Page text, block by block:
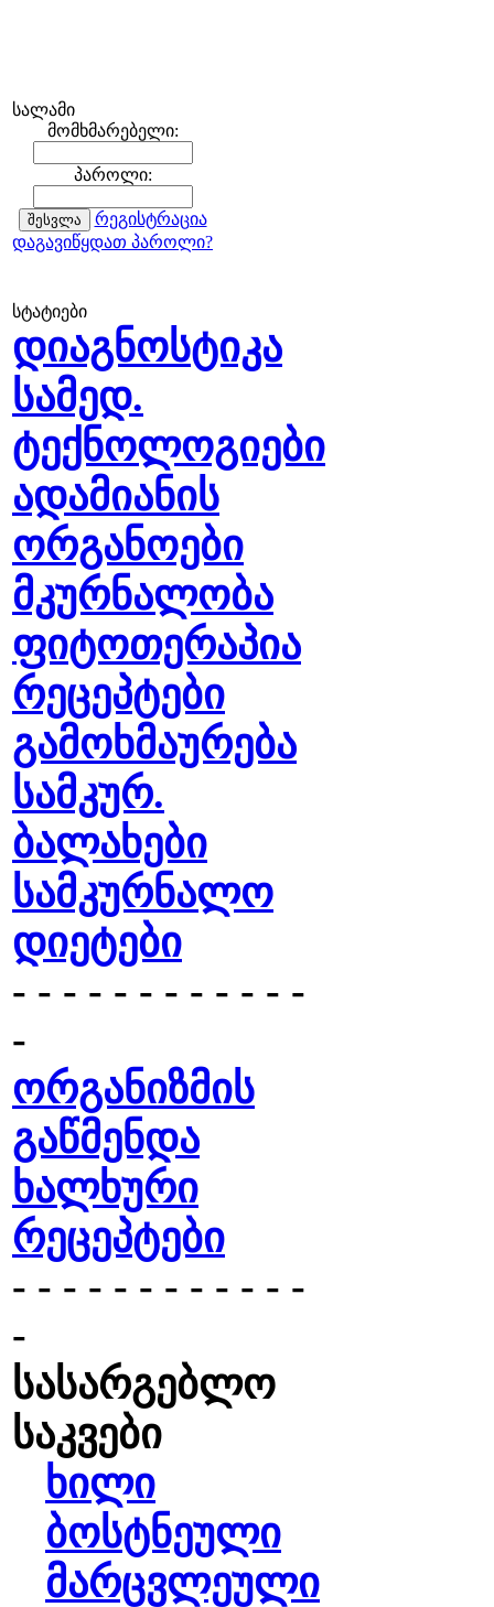
სალამი
მომხმარებელი:
პაროლი:
რეგისტრაცია
დაგავიწყდათ პაროლი?
სტატიები
დიაგნოსტიკა
სამედ.
ტექნოლოგიები
ადამიანის
ორგანოები
მკურნალობა
ფიტოთერაპია
რეცეპტები
გამოხმაურება
სამკურ.
ბალახები
სამკურნალო
დიეტები
- - - - - - - - - - - -
-
ორგანიზმის
გაწმენდა
ხალხური
რეცეპტები
- - - - - - - - - - - -
-
სასარგებლო
საკვები
ხილი
ბოსტნეული
მარცვლეული